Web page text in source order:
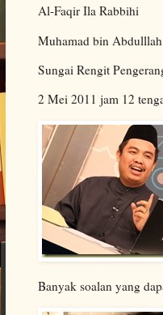
Al-Faqir Ila Rabbihi
Muhamad bin Abdulllah
Sungai Rengit
2 Mei 2011 jam 12
Banyak soalan yang